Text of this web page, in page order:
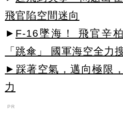
飛官陷空間迷向
► F-16墜海！ 飛官辛
「跳傘」 國軍海空全力
►踩著空氣，邁向極限
力
PR